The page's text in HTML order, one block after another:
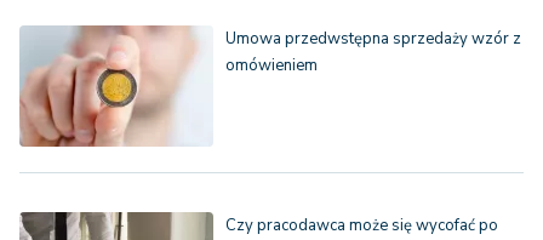
Umowa przedwstępna sprzedaży wzór z
omówieniem
Czy pracodawca może się wycofać po